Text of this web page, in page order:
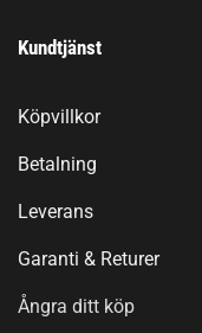
Kundtjänst
Köpvillkor
Betalning
Leverans
Garanti & Returer
Ångra ditt köp